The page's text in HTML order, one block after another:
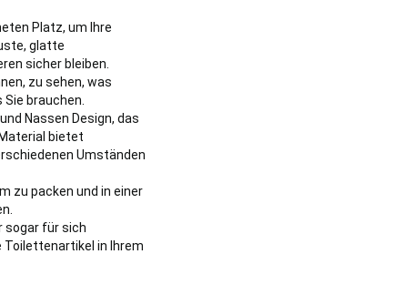
Platz, um Ihre
glatte
sicher bleiben.
zu sehen, was
brauchen.
Nassen Design, das
bietet
Umständen
zu packen und in einer
sogar für sich
Toilettenartikel in Ihrem